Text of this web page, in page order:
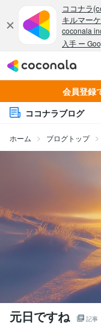
会員登録
ココナラブログ
ホーム ブログトップ
元日ですね 記事